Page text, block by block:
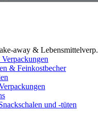
away & Lebensmittelverp.
& Feinkostbecher
und -tüten